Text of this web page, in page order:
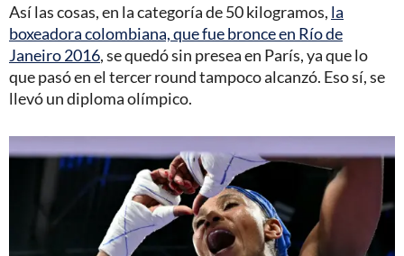
Así las cosas, en la categoría de 50 kilogramos, la
boxeadora colombiana, que fue bronce en Río de
Janeiro 2016, se quedó sin presea en París, ya que lo
que pasó en el tercer round tampoco alcanzó. Eso sí, se
llevó un diploma olímpico.